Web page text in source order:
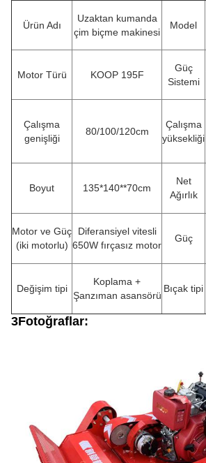
Ürün Adı
Uzaktan kumanda
çim biçme makinesi
Model
Motor Türü KOOP 195F
Güç
Sistemi
Çalışma
genişliği
80/100/120cm
Çalışma
yüksekliği
Boyut 135*140**70cm
Net
Ağırlık
Motor ve Güç
(iki motorlu)
Diferansiyel vitesli
650W fırçasız motor
Güç
Değişim tipi
Koplama +
Şanzıman asansörü
Bıçak tipi
3Fotoğraflar: